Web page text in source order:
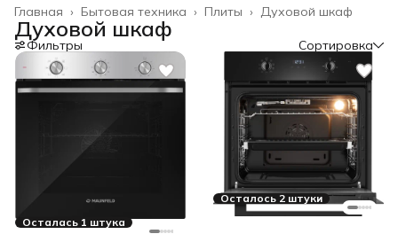
Духовой шкаф
Плиты ›
Бытовая техника ›
Главная ›
Духовой шкаф
Фильтры Сортировка
Осталась 1 штука
Осталось 2 штуки